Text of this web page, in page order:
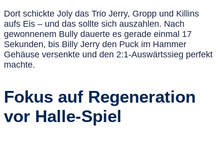
Dort schickte Joly das Trio Jerry, Gropp und Killins
aufs Eis – und das sollte sich auszahlen. Nach
gewonnenem Bully dauerte es gerade einmal 17
Sekunden, bis Billy Jerry den Puck im Hammer
Gehäuse versenkte und den 2:1-Auswärtssieg perfekt
machte.
Fokus auf Regeneration
vor Halle-Spiel